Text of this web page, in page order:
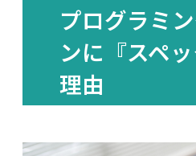
プログラミ
ンに『スペ
理由